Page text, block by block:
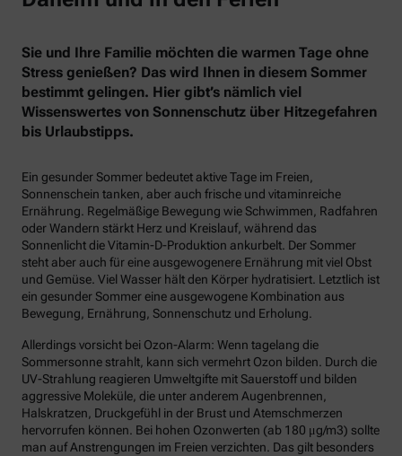
Sie und Ihre Familie möchten die warmen Tage ohne
Stress genießen? Das wird Ihnen in diesem Sommer
bestimmt gelingen. Hier gibt’s nämlich viel
Wissenswertes von Sonnenschutz über Hitzegefahren
bis Urlaubstipps.
Ein gesunder Sommer bedeutet aktive Tage im Freien,
Sonnenschein tanken, aber auch frische und vitaminreiche
Ernährung. Regelmäßige Bewegung wie Schwimmen, Radfahren
oder Wandern stärkt Herz und Kreislauf, während das
Sonnenlicht die Vitamin-D-Produktion ankurbelt. Der Sommer
steht aber auch für eine ausgewogenere Ernährung mit viel Obst
und Gemüse. Viel Wasser hält den Körper hydratisiert. Letztlich ist
ein gesunder Sommer eine ausgewogene Kombination aus
Bewegung, Ernährung, Sonnenschutz und Erholung.
Allerdings vorsicht bei Ozon-Alarm: Wenn tagelang die
Sommersonne strahlt, kann sich vermehrt Ozon bilden. Durch die
UV-Strahlung reagieren Umweltgifte mit Sauerstoff und bilden
aggressive Moleküle, die unter anderem Augenbrennen,
Halskratzen, Druckgefühl in der Brust und Atemschmerzen
hervorrufen können. Bei hohen Ozonwerten (ab 180 μg/m3) sollte
man auf Anstrengungen im Freien verzichten. Das gilt besonders